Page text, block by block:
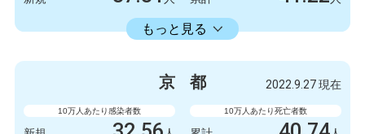
もっと見る
22429.74人
5247人 新規
3154675 5798
京 都 2022.9.27 現在
10万人あたり感染者数 10万人あたり死亡者数